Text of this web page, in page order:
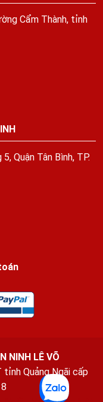
Cẩm Thành, tỉnh
Quận Tân Bình, TP.
NINH LÊ VÕ
Quảng Ngãi cấp